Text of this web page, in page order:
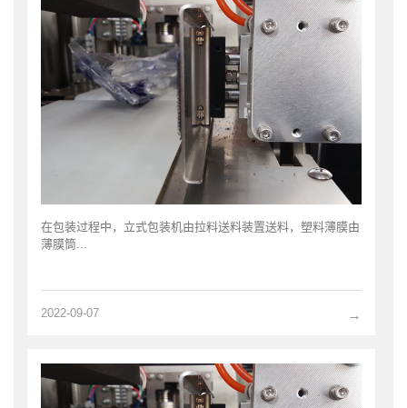
在包装过程中，立式包装机由拉料送料装置送料，塑料薄膜由
薄膜筒...
→
2022-09-07